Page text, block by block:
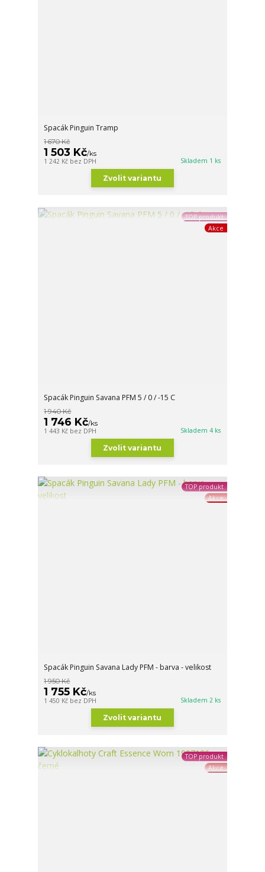
Spacák Pinguin Tramp
1 670 Kč
1 503 Kč/ks
1 242 Kč bez DPH Skladem 1 ks
Zvolit variantu
TOP produkt
Akce
Spacák Pinguin Savana PFM 5 / 0 / -15 C
1 940 Kč
1 746 Kč/ks
1 443 Kč bez DPH Skladem 4 ks
Zvolit variantu
TOP produkt
Akce
Spacák Pinguin Savana Lady PFM - barva - velikost
1 950 Kč
1 755 Kč/ks
1 450 Kč bez DPH Skladem 2 ks
Zvolit variantu
TOP produkt
Akce